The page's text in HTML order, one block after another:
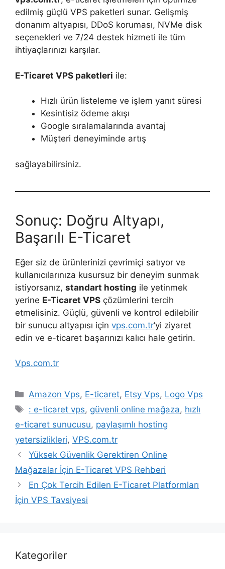
edilmiş güçlü VPS paketleri sunar. Gelişmiş
donanım altyapısı, DDoS koruması, NVMe disk
seçenekleri ve 7/24 destek hizmeti ile tüm
ihtiyaçlarınızı karşılar.
E-Ticaret VPS paketleri ile:
Hızlı ürün listeleme ve işlem yanıt süresi
Kesintisiz ödeme akışı
Google sıralamalarında avantaj
Müşteri deneyiminde artış
sağlayabilirsiniz.
Sonuç: Doğru Altyapı,
Başarılı E-Ticaret
Eğer siz de ürünlerinizi çevrimiçi satıyor ve
kullanıcılarınıza kusursuz bir deneyim sunmak
istiyorsanız, standart hosting ile yetinmek
yerine E-Ticaret VPS çözümlerini tercih
etmelisiniz. Güçlü, güvenli ve kontrol edilebilir
bir sunucu altyapısı için vps.com.tr’yi ziyaret
edin ve e-ticaret başarınızı kalıcı hale getirin.
Vps.com.tr
Kategoriler
Amazon Vps, E-ticaret, Etsy Vps, Logo Vps
Etiketler
: e-ticaret vps, güvenli online mağaza, hızlı
e-ticaret sunucusu, paylaşımlı hosting
yetersizlikleri, VPS.com.tr
Yüksek Güvenlik Gerektiren Online
Mağazalar İçin E-Ticaret VPS Rehberi
En Çok Tercih Edilen E-Ticaret Platformları
İçin VPS Tavsiyesi
Kategoriler